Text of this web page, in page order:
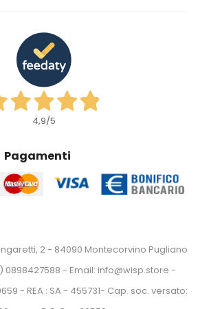
4,9/5
Pagamenti
Ungaretti, 2 - 84090 Montecorvino Pugliano
0898427588 - Email: info@wisp.store -
- REA : SA - 455731- Cap. soc. versato: